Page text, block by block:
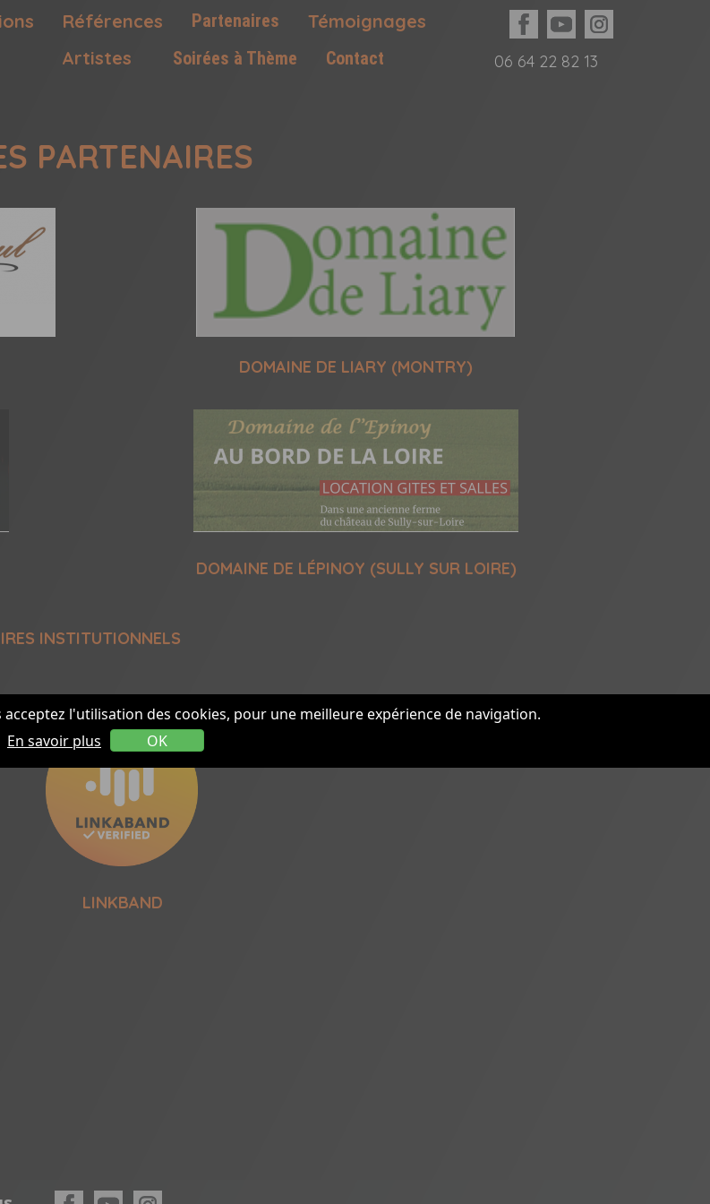
Références Partenaires
Témoignages
Artistes Soirées à Thème Contact 06 64 22 82 13
PARTENAIRES
DOMAINE DE LIARY (MONTRY)
DOMAINE DE LÉPINOY (SULLY SUR LOIRE)
INSTITUTIONNELS
LINKBAND
l'utilisation des cookies, pour une meilleure expérience de navigation.
En savoir plus
OK